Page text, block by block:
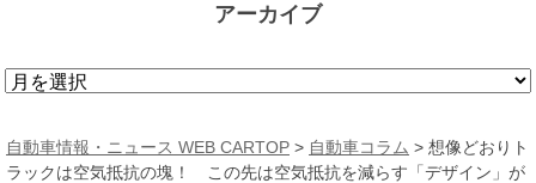
アーカイブ
ア
カ
イ
自動車情報・ニュース WEB CARTOP > 自動車コラム > 想像どおりト
ラックは空気抵抗の塊！ この先は空気抵抗を減らす「デザイン」が